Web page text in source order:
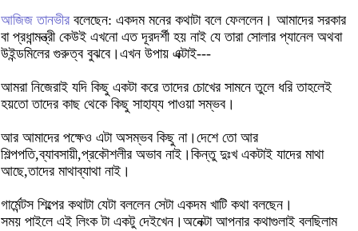
আজিজ তানভীর বলেছেন: একদম মনের কথাটা বলে ফেললেন। আমাদের সরকার
বা প্রধান্মন্ত্রী কেউই এখনো এত দূরদর্শী হয় নাই যে তারা সোলার প্যানেল অথবা
উইন্ডমিলের গুরুত্ব বুঝবে।এখন উপায় এক্টাই---
আমরা নিজেরাই যদি কিছু একটা করে তাদের চোখের সামনে তুলে ধরি তাহলেই
হয়তো তাদের কাছ থেকে কিছু সাহায্য পাওয়া সম্ভব।
আর আমাদের পক্ষেও এটা অসম্ভব কিছু না।দেশে তো আর
শিল্পপতি,ব্যাবসায়ী,প্রকৌশলীর অভাব নাই।কিন্তু দুঃখ একটাই যাদের মাথা
আছে,তাদের মাথাব্যাথা নাই।
গার্মেন্টস শিল্পের কথাটা যেটা বললেন সেটা একদম খাটি কথা বলছেন।
সময় পাইলে এই লিংক টা একটু দেইখেন।অনেক্টা আপনার কথাগুলাই বলছিলাম